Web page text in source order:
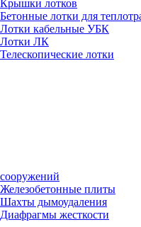
Крышки лотков
Бетонные лотки для
Лотки кабельные УБК
Лотки ЛК
Телескопические лотки
сооружений
Железобетонные плиты
Шахты дымоудаления
Диафрагмы жесткости